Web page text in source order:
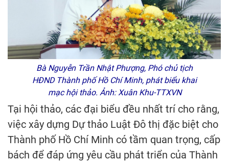
Bà Nguyễn Trần Nhật Phượng, Phó chủ tịch
HĐND Thành phố Hồ Chí Minh, phát biểu khai
mạc hội thảo. Ảnh: Xuân Khu-TTXVN
Tại hội thảo, các đại biểu đều nhất trí cho rằng,
việc xây dựng Dự thảo Luật Đô thị đặc biệt cho
Thành phố Hồ Chí Minh có tầm quan trọng, cấp
bách để đáp ứng yêu cầu phát triển của Thành